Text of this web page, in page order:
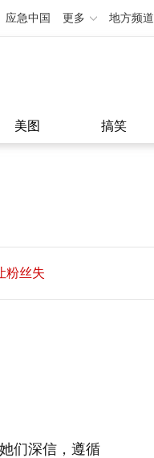
应急中国 更多 地方频道
美图 搞笑
粉丝失
粉丝失
们深信，遵循